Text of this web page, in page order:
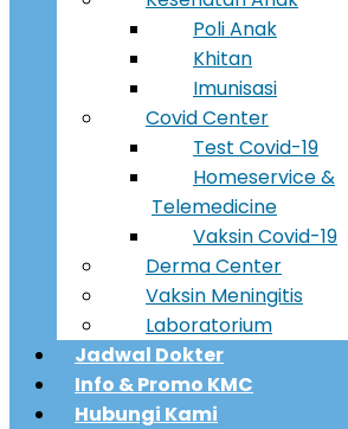
Poli Anak
Khitan
Imunisasi
Covid Center
Test Covid-19
Homeservice &
Telemedicine
Vaksin Covid-19
Derma Center
Vaksin Meningitis
Laboratorium
Jadwal Dokter
Info & Promo KMC
Hubungi Kami